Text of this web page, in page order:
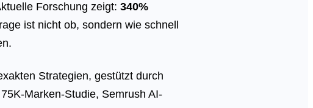
Forschung zeigt: 340%
ist nicht ob, sondern wie schnell
Strategien, gestützt durch
Marken-Studie, Semrush AI-